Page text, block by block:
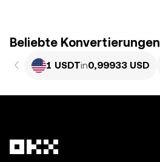
Beliebte Konvertierungen
1 USDTin0,99933 USD